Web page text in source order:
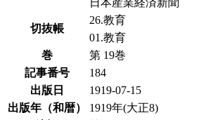
切抜帳
26.教育
01.教育
巻
第 19巻
記事番号
184
出版日
1919-07-15
出版年（和暦）
1919年(大正8)